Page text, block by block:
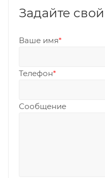
Задайте
Ваше имя*
Телефон*
Сообщение